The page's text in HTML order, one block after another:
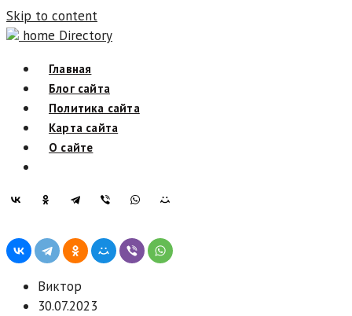
Skip to content
home Directory
Главная
Блог сайта
Политика сайта
Карта сайта
О сайте
Виктор
30.07.2023